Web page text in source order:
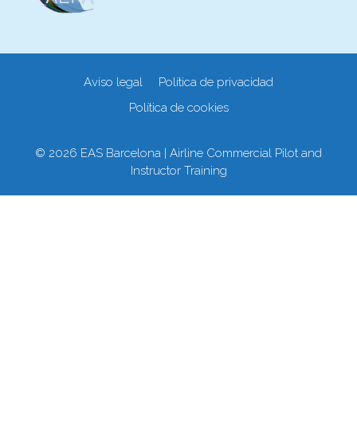
Aviso legal
Política de privacidad
Política de cookies
© 2026 EAS Barcelona | Airline Commercial Pilot and
Instructor Training